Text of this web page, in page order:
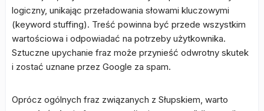
logiczny, unikając przeładowania słowami kluczowymi
(keyword stuffing). Treść powinna być przede wszystkim
wartościowa i odpowiadać na potrzeby użytkownika.
Sztuczne upychanie fraz może przynieść odwrotny skutek
i zostać uznane przez Google za spam.
Oprócz ogólnych fraz związanych z Słupskiem, warto